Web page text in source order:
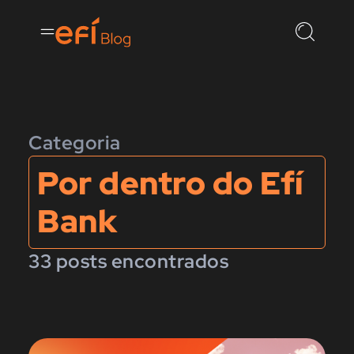
Categoria
Por dentro do Efí
Bank
33 posts encontrados